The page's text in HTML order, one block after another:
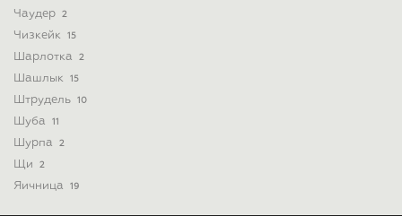
Чаудер 2
Чизкейк 15
Шарлотка 2
Шашлык 15
Штрудель 10
Шуба 11
Шурпа 2
Щи 2
Яичница 19